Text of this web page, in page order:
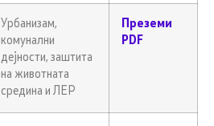
Урбанизам,
комунални
дејности, заштита
на животната
средина и ЛЕР
Преземи
PDF